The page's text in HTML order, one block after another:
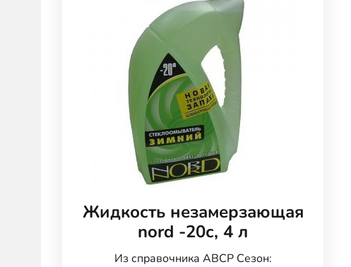
Жидкость незамерзающая
nord -20с, 4 л
Из справочника ABCP Сезон: